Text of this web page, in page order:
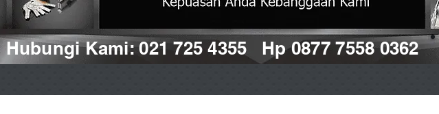
Hubungi Kami: 021 725 4355 Hp 0877 7558 0362